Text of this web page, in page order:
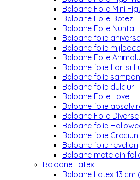
Baloane Folie Mini
Baloane Folie Botez
Baloane Folie Nunta
Baloane folie
Baloane folie
Baloane Folie
Baloane folie flori si
Baloane folie
Baloane folie dulciuri
Baloane Folie Love
Baloane folie
Baloane Folie Diverse
Baloane folie
Baloane folie Craciun
Baloane folie revelion
Baloane mate din
Baloane Latex
Baloane Latex 13 cm